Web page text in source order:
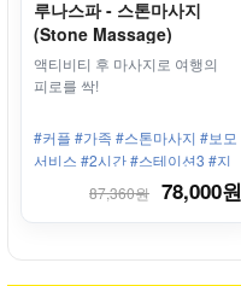
루나스파 - 스톤마사지
(Stone Massage)
액티비티 후 마사지로 여행의
피로를 싹!
#커플 #가족 #스톤마사지 #보모
서비스 #2시간 #스테이션3 #지
방분해 #피로회복 #노화관리
87,360원 78,000원